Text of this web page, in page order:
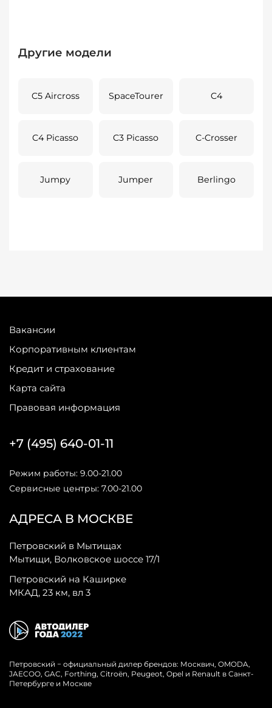
Другие модели
C5 Aircross SpaceTourer C4
C4 Picasso C3 Picasso C-Crosser
Jumpy Jumper Berlingo
Вакансии
Корпоративным клиентам
Кредит и страхование
Карта сайта
Правовая информация
АДРЕСА В МОСКВЕ
Петровский в Мытищах
Мытищи, Волковское шоссе 17/1
Петровский на Каширке
МКАД, 23 км, вл 3
+7 (495) 640-01-11
Режим работы: 9.00-21.00
Сервисные центры: 7.00-21.00
Петровский − официальный дилер брендов: Москвич, OMODA,
JAECOO, GAC, Forthing, Citroёn, Peugeot, Opel и Renault в Санкт-
Петербурге и Москве